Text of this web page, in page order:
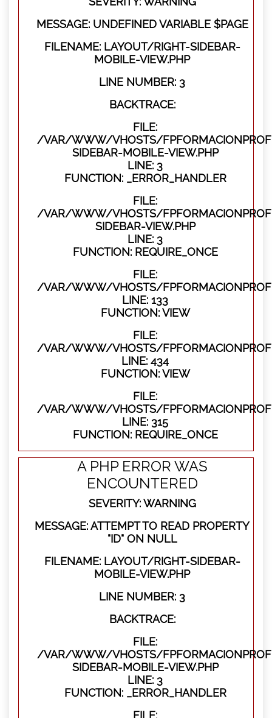
MESSAGE: UNDEFINED VARIABLE $PAGE
FILENAME: LAYOUT/RIGHT-SIDEBAR-
MOBILE-VIEW.PHP
LINE NUMBER: 3
BACKTRACE:
FILE:
/VAR/WWW/VHOSTS/
SIDEBAR-MOBILE-VIEW.PHP
LINE: 3
FUNCTION: _ERROR_HANDLER
FILE:
/VAR/WWW/VHOSTS/
SIDEBAR-VIEW.PHP
LINE: 3
FUNCTION: REQUIRE_ONCE
FILE:
/VAR/WWW/VHOSTS/
LINE: 133
FUNCTION: VIEW
FILE:
/VAR/WWW/VHOSTS/
LINE: 434
FUNCTION: VIEW
FILE:
/VAR/WWW/VHOSTS/
LINE: 315
FUNCTION: REQUIRE_ONCE
A PHP ERROR WAS
ENCOUNTERED
SEVERITY: WARNING
MESSAGE: ATTEMPT TO READ PROPERTY
"ID" ON NULL
FILENAME: LAYOUT/RIGHT-SIDEBAR-
MOBILE-VIEW.PHP
LINE NUMBER: 3
BACKTRACE:
FILE:
/VAR/WWW/VHOSTS/
SIDEBAR-MOBILE-VIEW.PHP
LINE: 3
FUNCTION: _ERROR_HANDLER